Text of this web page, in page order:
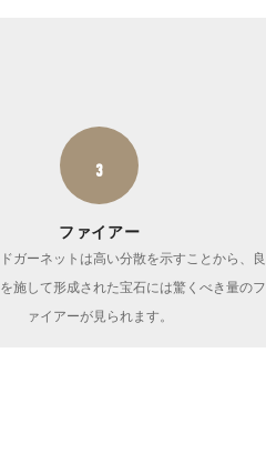
3
ファイアー
ガーネットは高い分散を示すことから、良
施して形成された宝石には驚くべき量のフ
ァイアーが見られます。